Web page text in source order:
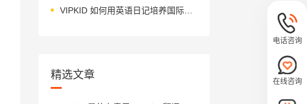
VIPKID 如何用英语日记培养国际化人才？
精选文章
电话咨询
在线咨询